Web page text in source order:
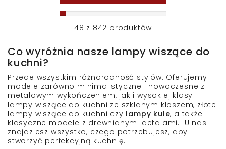
48 z 842 produktów
Co wyróżnia nasze lampy wiszące do
kuchni?
Przede wszystkim różnorodność stylów. Oferujemy
modele zarówno minimalistyczne i nowoczesne z
metalowym wykończeniem, jak i wysokiej klasy
lampy wiszące do kuchni ze szklanym kloszem, złote
lampy wiszące do kuchni czy lampy kule, a także
klasyczne modele z drewnianymi detalami. U nas
znajdziesz wszystko, czego potrzebujesz, aby
stworzyć perfekcyjną kuchnię.